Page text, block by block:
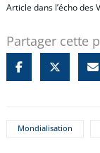
Article dans l’écho des
Partager cette
Mondialisation